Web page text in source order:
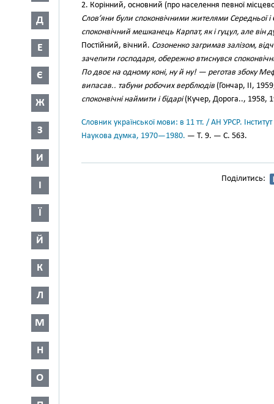
Д
Е
Є
Ж
З
И
І
Ї
Й
К
Л
М
Н
О
2. Корінний, основний (про населення певної
Слов’яни були споконвічними жителями Середньої і
споконвічний мешканець Карпат, як і гуцул, але він
Постійний, вічний. Созоненко загримав залізом,
зачепити господаря, обережно втиснувся
По двоє на одному коні, ну й ну! — реготав збоку
випасав.. табуни робочих верблюдів (Гончар, II,
споконвічні наймити і бідарі(Кучер, Дорога.., 1958,
Словник української мови: в 11 тт. / АН УРСР.
Наукова думка, 1970—1980. — Т. 9. — С. 563.
Поділитись: